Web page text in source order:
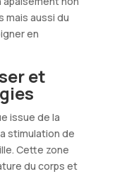
mais aussi du
en
et
issue de la
stimulation de
Cette zone
du corps et